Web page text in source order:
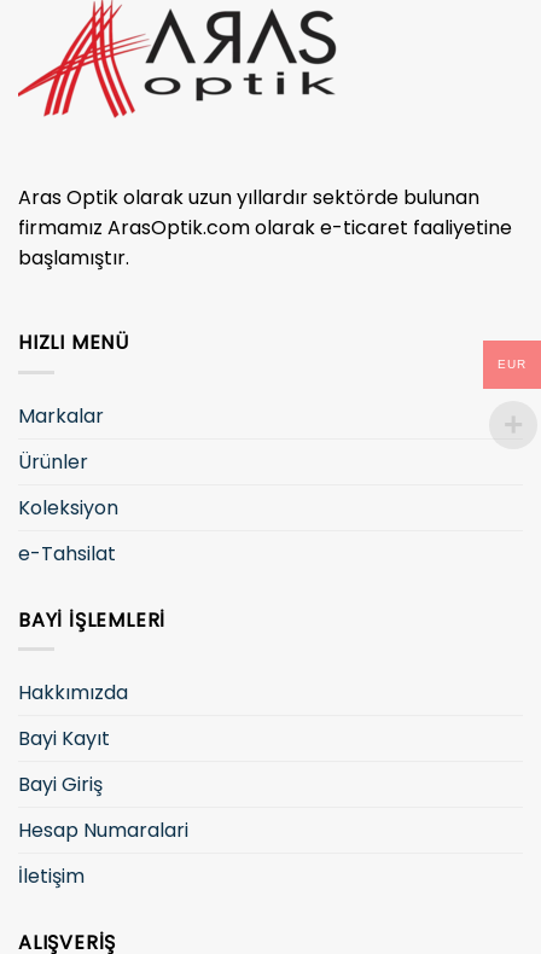
Aras Optik olarak uzun yıllardır sektörde bulunan
firmamız ArasOptik.com olarak e-ticaret faaliyetine
başlamıştır.
HIZLI MENÜ
Markalar
Ürünler
Koleksiyon
e-Tahsilat
BAYI İŞLEMLERI
Hakkımızda
Bayi Kayıt
Bayi Giriş
Hesap Numaralari
İletişim
ALIŞVERIŞ
EUR